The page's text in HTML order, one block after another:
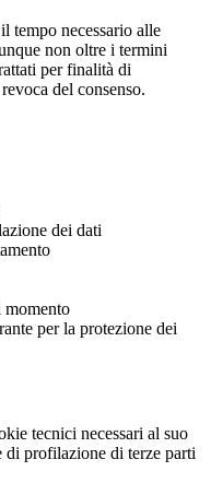
tempo necessario alle
non oltre i termini
per finalità di
del consenso.
dei dati
momento
per la protezione dei
tecnici necessari al suo
profilazione di terze parti